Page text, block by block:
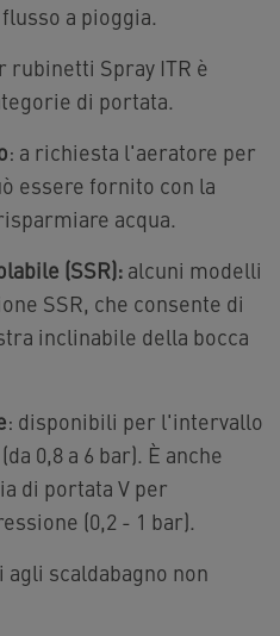
a pioggia.
rubinetti Spray ITR è
di portata.
: a richiesta l'aeratore per
essere fornito con la
acqua.
(SSR): alcuni modelli
SSR, che consente di
inclinabile della bocca
: disponibili per l'intervallo
0,8 a 6 bar). È anche
di portata V per
(0,2 - 1 bar).
agli scaldabagno non